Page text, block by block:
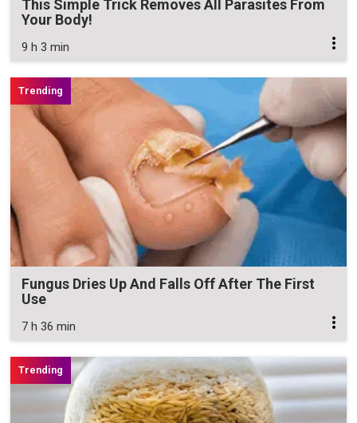
This Simple Trick Removes All Parasites From
Your Body!
9 h 3 min
Fungus Dries Up And Falls Off After The First
Use
7 h 36 min